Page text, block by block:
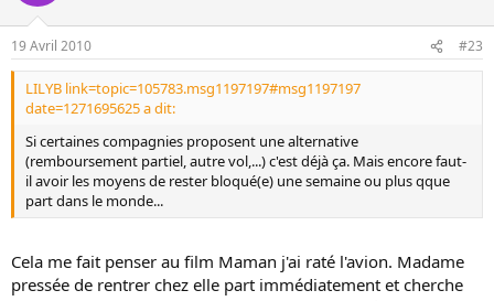
19 Avril 2010 #23
LILYB link=topic=105783.msg1197197#msg1197197
date=1271695625 a dit:
Si certaines compagnies proposent une alternative
(remboursement partiel, autre vol,...) c'est déjà ça. Mais encore faut-
il avoir les moyens de rester bloqué(e) une semaine ou plus qque
part dans le monde...
Cela me fait penser au film Maman j'ai raté l'avion. Madame
pressée de rentrer chez elle part immédiatement et cherche